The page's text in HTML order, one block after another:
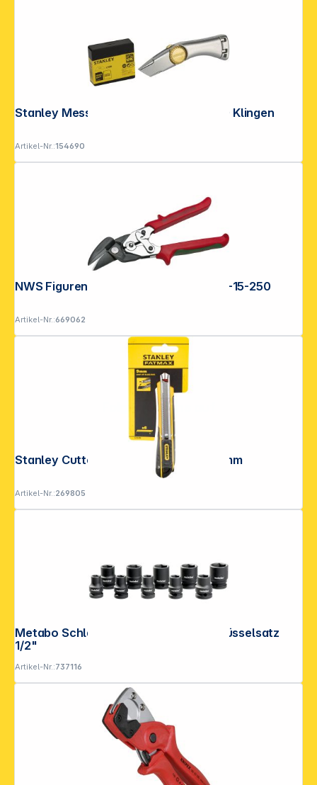
Stanley Messer Titan 0-10-122 mit 100 Klingen
Artikel-Nr.:154690
NWS Figuren-Hebelblechschere 066R-15-250
Artikel-Nr.:669062
Stanley Cutter mit Magazin FatMax 9mm
Artikel-Nr.:269805
Metabo Schlagschrauber-Steck- schlüsselsatz
1/2"
Artikel-Nr.:737116
Folgen Sie uns auf